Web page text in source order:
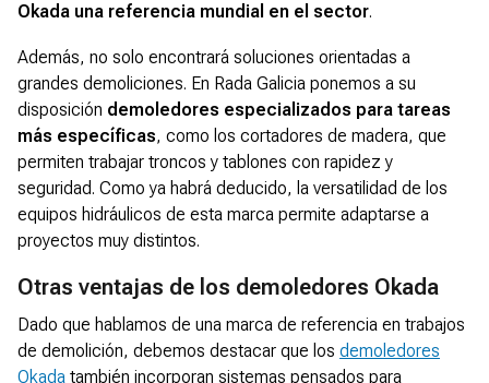
Okada una referencia mundial en el sector.
Además, no solo encontrará soluciones orientadas a
grandes demoliciones. En Rada Galicia ponemos a su
disposición demoledores especializados para tareas
más específicas, como los cortadores de madera, que
permiten trabajar troncos y tablones con rapidez y
seguridad. Como ya habrá deducido, la versatilidad de los
equipos hidráulicos de esta marca permite adaptarse a
proyectos muy distintos.
Otras ventajas de los demoledores Okada
Dado que hablamos de una marca de referencia en trabajos
de demolición, debemos destacar que los demoledores
Okada también incorporan sistemas pensados para